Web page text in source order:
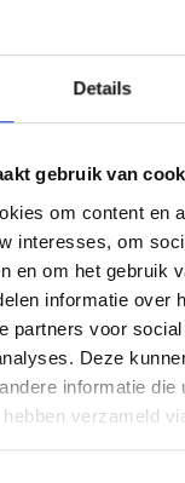
Details
gebruik van
om content en
interesses, om
en om het gebruik
informatie over
partners voor social
Deze
informatie die
verzameld